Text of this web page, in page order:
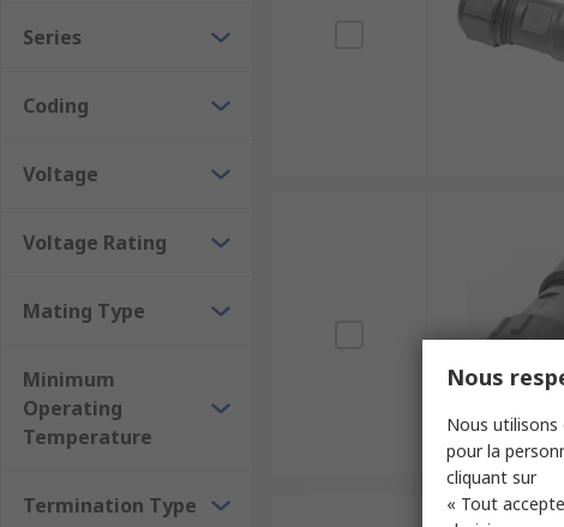
Series
Coding
Voltage
Voltage Rating
Mating Type
Minimum
Operating
Temperature
Termination Type
Nous
Nous
pour la
cliquant sur
« Tout